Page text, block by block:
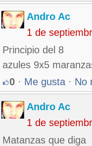
Andro Ac
1 de
Principio del 8
azules 9x5
0 · Me gusta · No
Andro Ac
1 de
Matanzas que diga